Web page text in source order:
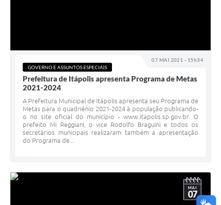
07 MAI 2021 - 15h34
GOVERNO E ASSUNTOS ESPECIAIS
Prefeitura de Itápolis apresenta Programa de Metas
2021-2024
A Prefeitura Municipal de Itápolis apresenta seu Programa de
Metas para o quadriênio 2021-2024 à população publicando-
o no site oficial do município - www.itapolis.sp.gov.br. O
prefeito Mi Reggiani, o vice Rodolfo Braguini e todos os
secretários municipais realizaram também a apresentação
do Programa de...
MAI
07